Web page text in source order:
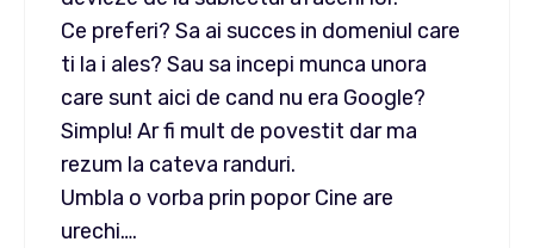
Ce preferi? Sa ai succes in domeniul care
ti la i ales? Sau sa incepi munca unora
care sunt aici de cand nu era Google?
Simplu! Ar fi mult de povestit dar ma
rezum la cateva randuri.
Umbla o vorba prin popor Cine are
urechi….